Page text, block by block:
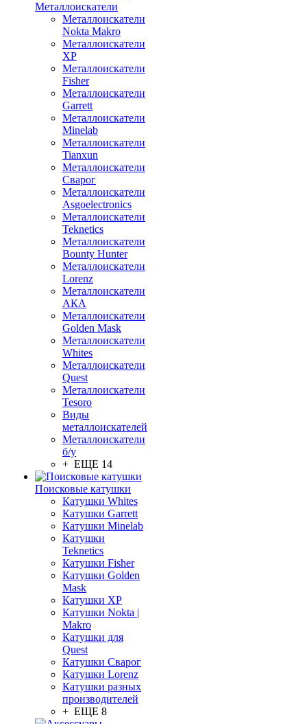
Металлоискатели
Металлоискатели
Nokta Makro
Металлоискатели
XP
Металлоискатели
Fisher
Металлоискатели
Garrett
Металлоискатели
Minelab
Металлоискатели
Tianxun
Металлоискатели
Сварог
Металлоискатели
Asgoelectronics
Металлоискатели
Teknetics
Металлоискатели
Bounty Hunter
Металлоискатели
Lorenz
Металлоискатели
АКА
Металлоискатели
Golden Mask
Металлоискатели
Whites
Металлоискатели
Quest
Металлоискатели
Tesoro
Виды
металлоискателей
Металлоискатели
б/у
+ ЕЩЕ 14
Поисковые катушки
Катушки Whites
Катушки Garrett
Катушки Minelab
Катушки
Teknetics
Катушки Fisher
Катушки Golden
Mask
Катушки XP
Катушки Nokta |
Makro
Катушки для
Quest
Катушки Сварог
Катушки Lorenz
Катушки разных
производителей
+ ЕЩЕ 8